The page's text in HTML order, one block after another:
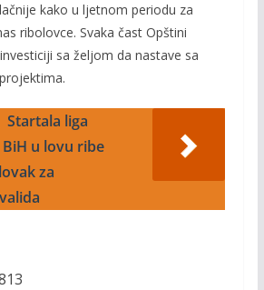
kako u ljetnom periodu za
ribolovce. Svaka čast Opštini
sa željom da nastave sa
Startala liga
u lovu ribe
za